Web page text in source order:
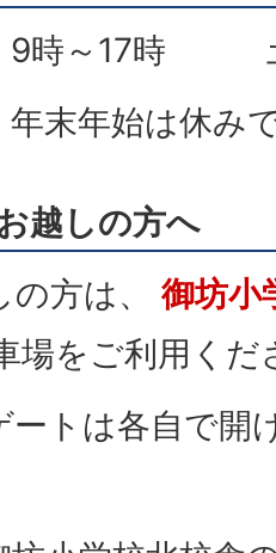
～17時 土
末年始は休み
越しの方へ
方は、 御坊小
場をご利用くだ
トは各自で開